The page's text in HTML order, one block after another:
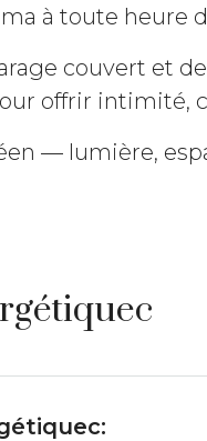
à toute heure
couvert et
offrir intimité,
— lumière,